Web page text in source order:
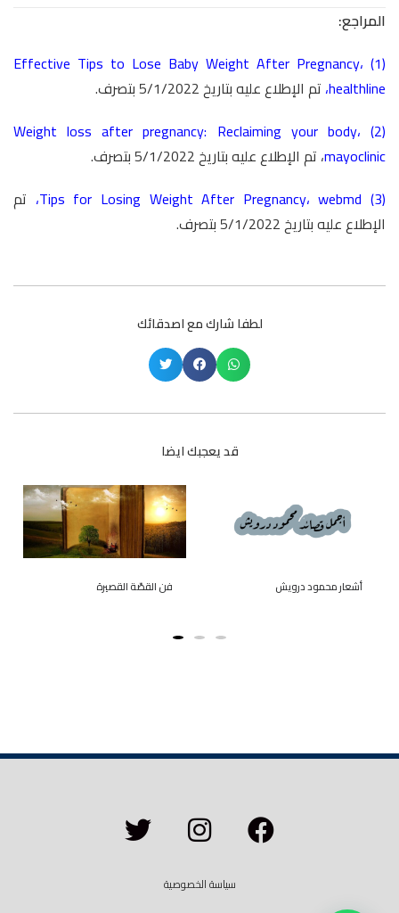
المراجع:
(1)
Effective Tips to Lose Baby Weight After Pregnancy،
healthline، تم الإطلاع عليه بتاريخ 5/1/2022 بتصرف.
(2)
Weight loss after pregnancy: Reclaiming your body،
mayoclinic، تم الإطلاع عليه بتاريخ 5/1/2022 بتصرف.
(3)
Tips for Losing Weight After Pregnancy،webmd ، تم
الإطلاع عليه بتاريخ 5/1/2022 بتصرف.
لطفا شارك مع اصدقائك
قد يعجبك ايضا
أشعار محمود درويش فن القصّة القصيرة
سياسة الخصوصية